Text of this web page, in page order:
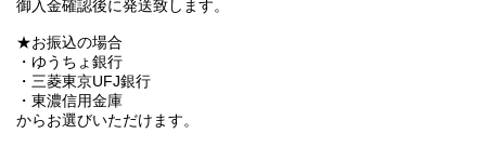
御入金確認後に発送致します。
★お振込の場合
・ゆうちょ銀行
・三菱東京UFJ銀行
・東濃信用金庫
からお選びいただけます。